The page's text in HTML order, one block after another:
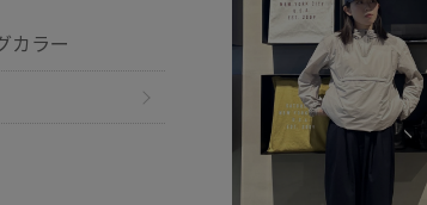
カラー